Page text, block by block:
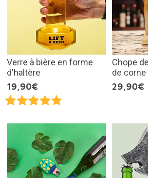
Verre à bière en forme
d'haltère
19,90€
Chope
de corne
29,90€